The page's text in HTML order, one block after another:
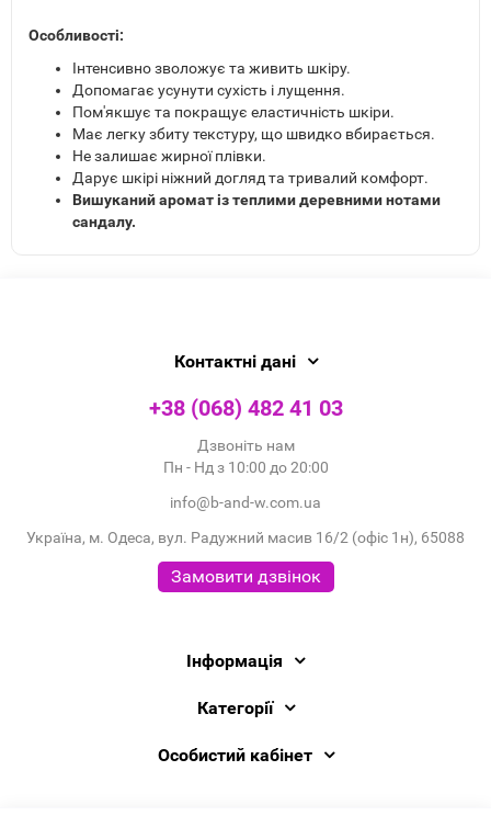
Особливості:
Інтенсивно зволожує та живить шкіру.
Допомагає усунути сухість і лущення.
Пом'якшує та покращує еластичність шкіри.
Має легку збиту текстуру, що швидко вбирається.
Не залишає жирної плівки.
Дарує шкірі ніжний догляд та тривалий комфорт.
Вишуканий аромат із теплими деревними нотами
сандалу.
Контактні дані
+38 (068) 482 41 03
Дзвоніть нам
Пн - Нд з 10:00 до 20:00
info@b-and-w.com.ua
Україна, м. Одеса, вул. Радужний масив 16/2 (офіс 1н), 65088
Замовити дзвінок
Інформація
Категорії
Особистий кабінет